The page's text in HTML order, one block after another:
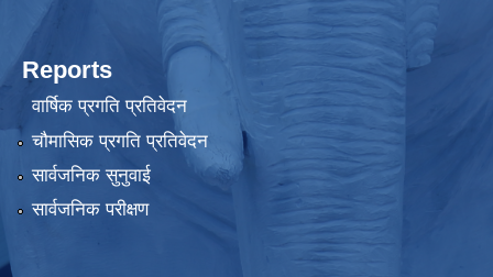
Reports
वार्षिक प्रगति प्रतिवेदन
चौमासिक प्रगति प्रतिवेदन
सार्वजनिक सुनुवाई
सार्वजनिक परीक्षण